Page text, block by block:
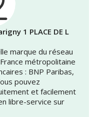
1 PLACE DE L
marque du réseau
métropolitaine
: BNP Paribas,
pouvez
et facilement
libre-service sur